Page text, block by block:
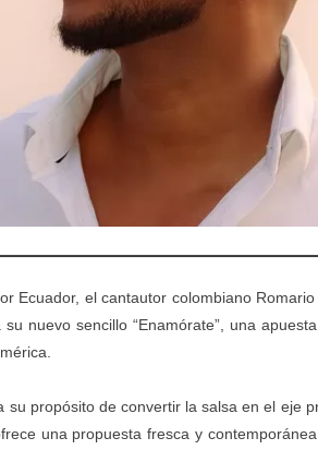
Ecuador, el cantautor colombiano
nuevo sencillo “Enamórate”, una
su propósito de convertir la salsa en el eje
una propuesta fresca y